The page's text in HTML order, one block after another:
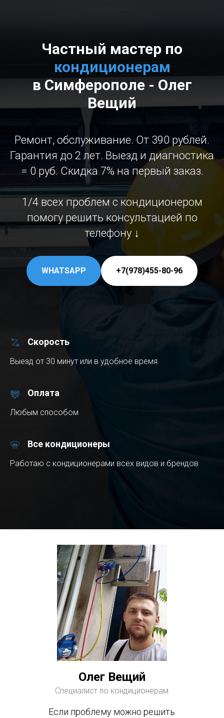
Частный мастер по
кондиционерам
в Симферополе - Олег
Вещий
Ремонт, обслуживание. От 390 рублей.
Гарантия до 2 лет. Выезд и диагностика
= 0 руб. Скидка 7% на первый заказ.
1/4 всех проблем с кондиционером
помогу решить консультацией по
телефону ↓
WHATSAPP +7(978)455-80-96
Скорость
Выезд от 30 минут или в удобное время
Оплата
Любым способом
Все кондиционеры
Работаю с кондиционерами всех видов и брендов
Олег Вещий
Специалист по кондиционерам
Если проблему можно решить